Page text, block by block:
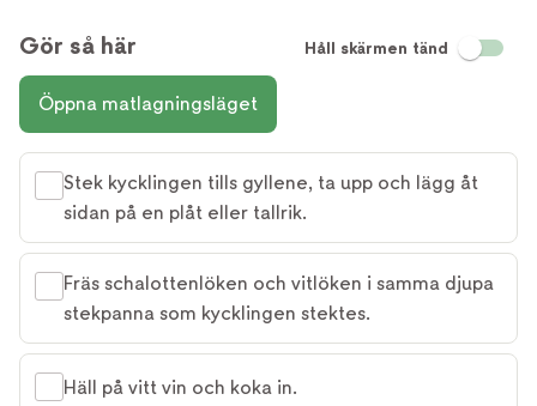
Gör så här Håll skärmen tänd
Öppna matlagningsläget
Stek kycklingen tills gyllene, ta upp och lägg åt
sidan på en plåt eller tallrik.
Fräs schalottenlöken och vitlöken i samma djupa
stekpanna som kycklingen stektes.
Häll på vitt vin och koka in.